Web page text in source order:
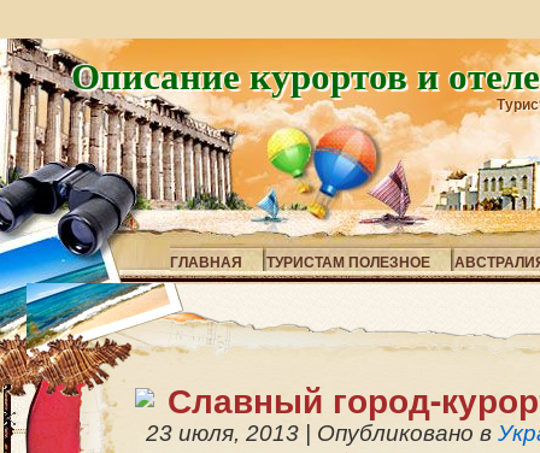
Описание курортов и
ГЛАВНАЯ ТУРИСТАМ ПОЛЕЗНОЕ
Славный город-
23 июля, 2013 Опубликовано в